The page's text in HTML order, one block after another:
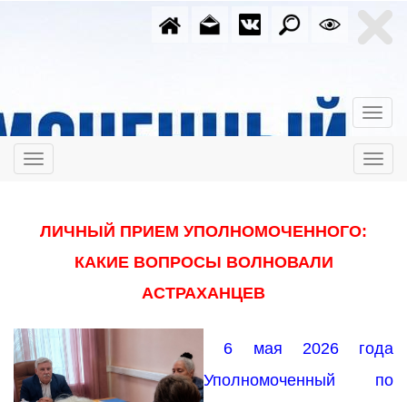
ЛИЧНЫЙ ПРИЕМ УПОЛНОМОЧЕННОГО:
КАКИЕ ВОПРОСЫ ВОЛНОВАЛИ
АСТРАХАНЦЕВ
6 мая 2026 года
Уполномоченный по